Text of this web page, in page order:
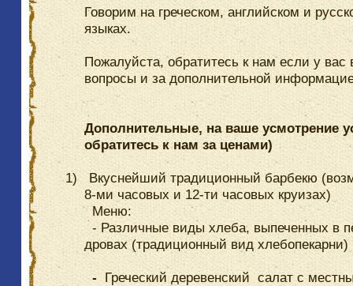
Говорим на греческом, английском и
языках.
Пожалуйста, обратитесь к нам если у вас
вопросы и за дополнительной
Дополнительные, на ваше усмотрение
обратитесь к нам за ценами)
1)
Вкуснейший традиционный барбекю
8-ми часовых и 12-ти часовых круизах)
Меню:
- Различные виды хлеба, выпеченных в
дровах (традиционный вид хлебопекарни)
- Греческий деревенский салат с